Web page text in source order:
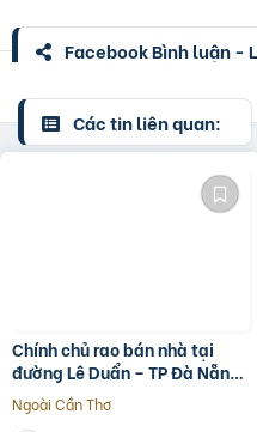
Facebook Bình luận -
Các tin liên quan:
Chính chủ rao bán nhà tại
đường Lê Duẩn – TP Đà Nẵng;
DT đất 108,3 m2; giá 13,2 tỷ
Ngoài Cần Thơ